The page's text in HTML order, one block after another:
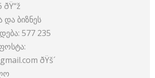
ðŸ“ž
ბიზნეს
577 235
ðŸš´